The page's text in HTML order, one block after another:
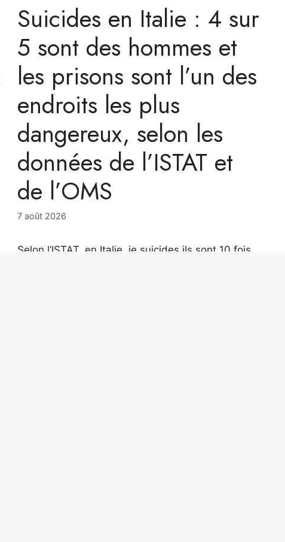
Suicides en Italie : 4 sur
5 sont des hommes et
les prisons sont l’un des
endroits les plus
dangereux, selon les
données de l’ISTAT et
de l’OMS
7 août 2026
Selon l’ISTAT, en Italie, je suicides ils sont 10 fois